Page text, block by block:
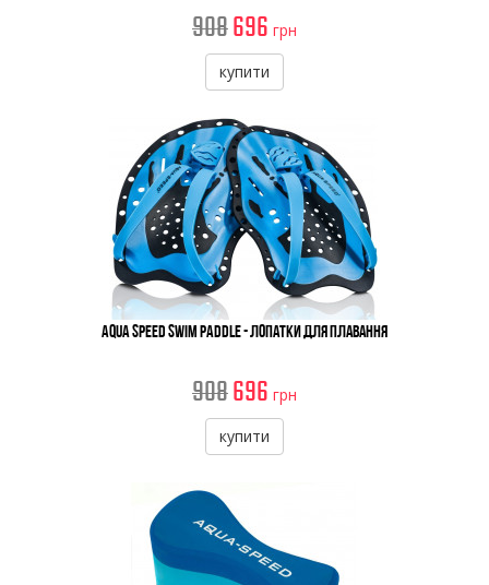
908696 грн
купити
Aqua Speed Swim Paddle - Лопатки Для Плавання
908696 грн
купити